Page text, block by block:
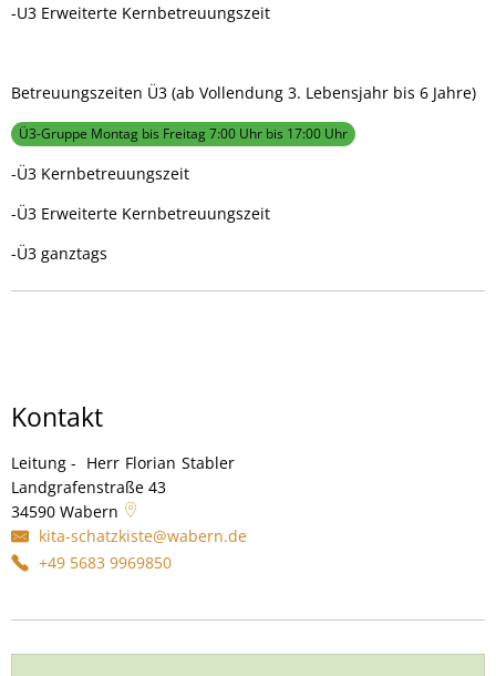
-U3 Erweiterte Kernbetreuungszeit
Betreuungszeiten Ü3 (ab Vollendung 3. Lebensjahr bis 6 Jahre)
Ü3-Gruppe Montag bis Freitag 7:00 Uhr bis 17:00 Uhr
-Ü3 Kernbetreuungszeit
-Ü3 Erweiterte Kernbetreuungszeit
-Ü3 ganztags
Kontakt
Leitung - Herr Florian Stabler
Landgrafenstraße 43
34590 Wabern
kita-schatzkiste@wabern.de
+49 5683 9969850